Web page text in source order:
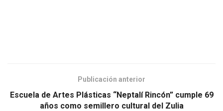
Publicación anterior
Escuela de Artes Plásticas “Neptalí Rincón” cumple 69
años como semillero cultural del Zulia